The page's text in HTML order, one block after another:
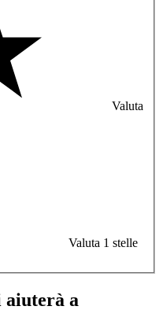
Valuta
Valuta 1 stelle
aiuterà a